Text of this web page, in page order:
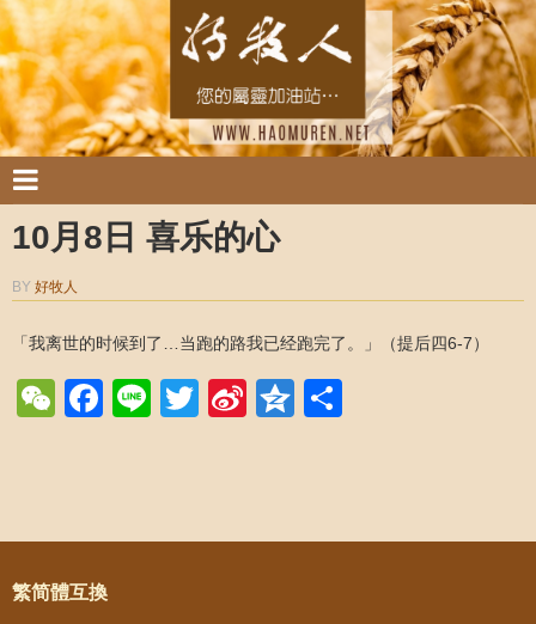
10月8日 喜乐的心
BY 好牧人
「我离世的时候到了…当跑的路我已经跑完了。」（提后四6-7）
WeChat
Facebook
LineTwitter
SinaQzone
Post navigation
繁简體互換